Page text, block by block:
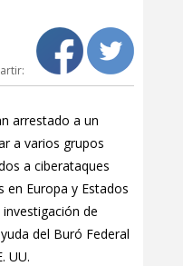
arrestado a un
a varios grupos
a ciberataques
Europa y Estados
de
del Buró Federal
UU.